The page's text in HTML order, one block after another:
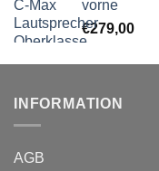
vorne
€279,00
INFORMATION
AGB